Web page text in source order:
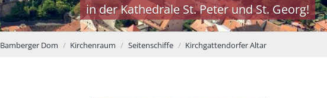
in der Kathedrale St. Peter und St. Georg!
Bamberger Dom Kirchenraum Seitenschiffe Kirchgattendorfer Altar